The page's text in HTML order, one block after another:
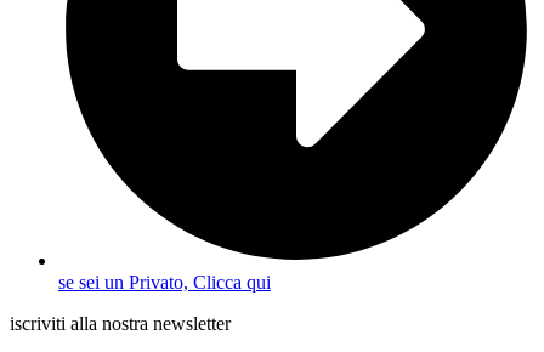
se sei un Privato, Clicca qui
iscriviti alla nostra newsletter